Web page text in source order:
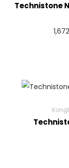
Technistone